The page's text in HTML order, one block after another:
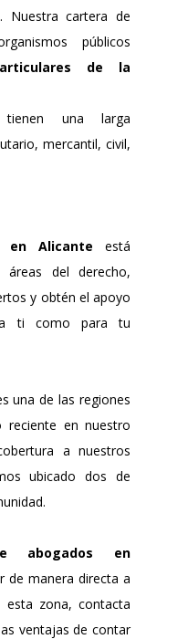
Nuestra cartera de
públicos
de la
tienen una larga
mercantil, civil,
en Alicante está
áreas del derecho,
y obtén el apoyo
ti como para tu
una de las regiones
reciente en nuestro
a nuestros
ubicado dos de
abogados en
de manera directa a
esta zona, contacta
ventajas de contar